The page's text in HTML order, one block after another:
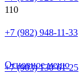
+7 (982) 948-11-33
+7 (903) 130-61-25
Основное меню